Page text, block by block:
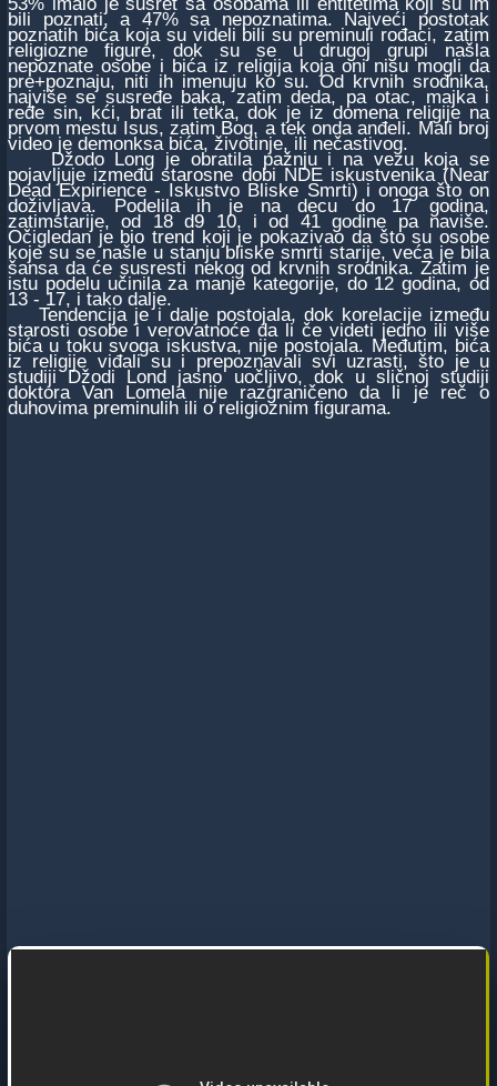
bili poznati, a 47% sa nepoznatima. Najveći postotak
poznatih bića koja su videli bili su preminuli rođaci, zatim
religiozne figure, dok su se u drugoj grupi našla
nepoznate osobe i bića iz religija koja oni nisu mogli da
pre+poznaju, niti ih imenuju ko su. Od krvnih srodnika,
najviše se susređe baka, zatim deda, pa otac, majka i
ređe sin, kći, brat ili tetka, dok je iz domena religije na
prvom mestu Isus, zatim Bog, a tek onda anđeli. Mali broj
video je demonksa bića, životinje, ili nečastivog.
Džodo Long je obratila pažnju i na vezu koja se
pojavljuje između starosne dobi NDE iskustvenika (Near
Dead Expirience - Iskustvo Bliske Smrti) i onoga što on
doživljava. Podelila ih je na decu do 17 godina,
zatimstarije, od 18 d9 10, i od 41 godine pa naviše.
Očigledan je bio trend koji je pokazivao da što su osobe
koje su se našle u stanju bliske smrti starije, veća je bila
šansa da će susresti nekog od krvnih srodnika. Zatim je
istu podelu učinila za manje kategorije, do 12 godina, od
13 - 17, i tako dalje.
Tendencija je i dalje postojala, dok korelacije između
starosti osobe i verovatnoće da li če videti jedno ili više
bića u toku svoga iskustva, nije postojala. Međutim, bića
iz religije viđali su i prepoznavali svi uzrasti, što je u
studiji Džodi Lond jasno uočljivo, dok u sličnoj studiji
doktora Van Lomela nije razgraničeno da li je reč o
duhovima preminulih ili o religioznim figurama.